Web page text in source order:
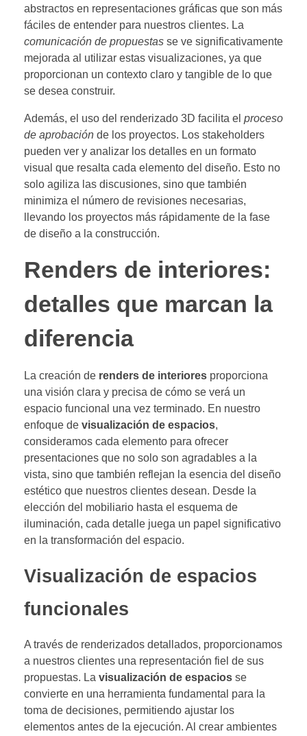
abstractos en representaciones gráficas que son más
fáciles de entender para nuestros clientes. La
comunicación de propuestas se ve significativamente
mejorada al utilizar estas visualizaciones, ya que
proporcionan un contexto claro y tangible de lo que
se desea construir.
Además, el uso del renderizado 3D facilita el proceso
de aprobación de los proyectos. Los stakeholders
pueden ver y analizar los detalles en un formato
visual que resalta cada elemento del diseño. Esto no
solo agiliza las discusiones, sino que también
minimiza el número de revisiones necesarias,
llevando los proyectos más rápidamente de la fase
de diseño a la construcción.
Renders de interiores:
detalles que marcan la
diferencia
La creación de renders de interiores proporciona
una visión clara y precisa de cómo se verá un
espacio funcional una vez terminado. En nuestro
enfoque de visualización de espacios,
consideramos cada elemento para ofrecer
presentaciones que no solo son agradables a la
vista, sino que también reflejan la esencia del diseño
estético que nuestros clientes desean. Desde la
elección del mobiliario hasta el esquema de
iluminación, cada detalle juega un papel significativo
en la transformación del espacio.
Visualización de espacios
funcionales
A través de renderizados detallados, proporcionamos
a nuestros clientes una representación fiel de sus
propuestas. La visualización de espacios se
convierte en una herramienta fundamental para la
toma de decisiones, permitiendo ajustar los
elementos antes de la ejecución. Al crear ambientes